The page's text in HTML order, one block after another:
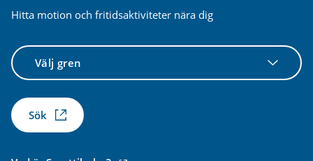
Hitta motion och fritidsaktiviteter nära dig
Välj
gren
Sök